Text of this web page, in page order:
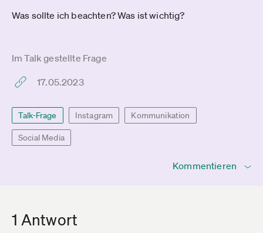
Was sollte ich beachten? Was ist wichtig?
Im Talk gestellte Frage
17.05.2023
Talk-Frage Instagram Kommunikation
Social Media
Kommentieren
1 Antwort